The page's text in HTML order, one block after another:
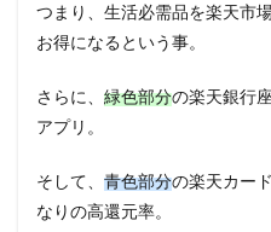
つまり、生活必需品を楽天市
お得になるという事。
さらに、 緑色部分の楽天銀行
アプリ。
そして、 青色部分の楽天カー
なりの高還元率。